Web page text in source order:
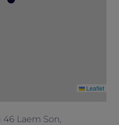
Leaflet
46 Laem Son,